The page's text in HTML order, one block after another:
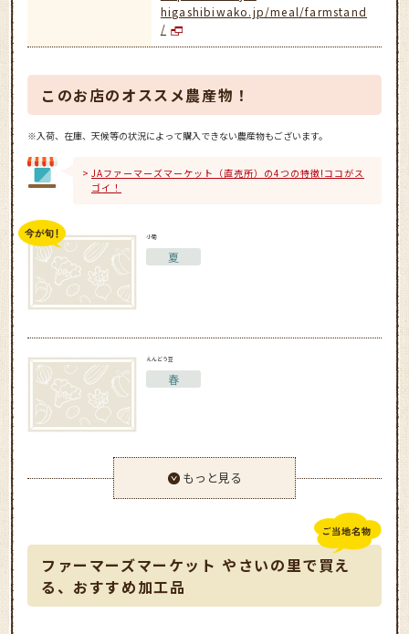
higashibiwako.jp/meal/farmstand
/
このお店のオススメ農産物！
※入荷、在庫、天候等の状況によって購入できない農産物もございます。
JAファーマーズマーケット（直売所）の4つの特徴!ココがス
ゴイ！
小菊
夏
えんどう豆
春
もっと見る
ファーマーズマーケット やさいの里で買え
る、おすすめ加工品